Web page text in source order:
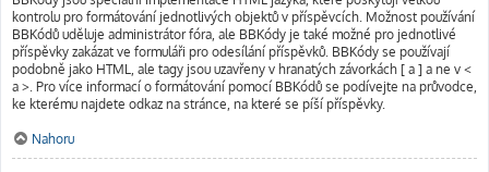
kontrolu pro formátování jednotlivých objektů v příspěvcích. Možnost používání
BBKódů uděluje administrátor fóra, ale BBKódy je také možné pro jednotlivé
příspěvky zakázat ve formuláři pro odesílání příspěvků. BBKódy se používají
podobně jako HTML, ale tagy jsou uzavřeny v hranatých závorkách [ a ] a ne v <
a >. Pro více informací o formátování pomocí BBKódů se podívejte na průvodce,
ke kterému najdete odkaz na stránce, na které se píší příspěvky.
Nahoru